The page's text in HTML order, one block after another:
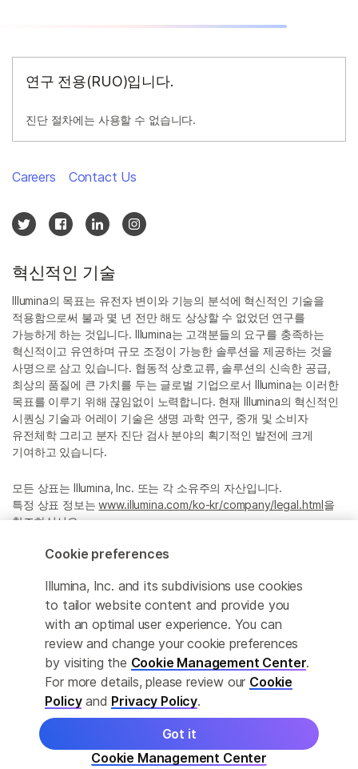
연구 전용(RUO)입니다.
진단 절차에는 사용할 수 없습니다.
정확한 번역을 제공하고자 합당한 노력을 기울였으나, 자동 번역은
완벽하지 않으며, 그 목적 또한 원문을 대체하기 위함이 아닙니다.
공식 콘텐츠는 영문 버전의 원문 콘텐츠임을 참고 부탁드립니다.
혁신적인 기술
Illumina의 목표는 유전자 변이와 기능의 분석에 혁신적인 기술을
적용함으로써 불과 몇 년 전만 해도 상상할 수 없었던 연구를
가능하게 하는 것입니다. Illumina는 고객분들의 요구를 충족하는
혁신적이고 유연하며 규모 조정이 가능한 솔루션을 제공하는 것을
사명으로 삼고 있습니다. 협동적 상호교류, 솔루션의 신속한 공급,
최상의 품질에 큰 가치를 두는 글로벌 기업으로서 Illumina는 이러한
목표를 이루기 위해 끊임없이 노력합니다. 현재 Illumina의 혁신적인
시퀀싱 기술과 어레이 기술은 생명 과학 연구, 중개 및 소비자
유전체학 그리고 분자 진단 검사 분야의 획기적인 발전에 크게
기여하고 있습니다.
모든 상표는 Illumina, Inc. 또는 각 소유주의 자산입니다.
특정 상표 정보는www.illumina.com/ko-kr/company/legal.html을
참조하십시오.
Privacy Policy
Careers Contact Us
© 2026 Illumina, Inc. All rights reserved.
Cookie preferences
Illumina, Inc. and its subdivisions use cookies
to tailor website content and provide you
with an optimal user experience. You can
review and change your cookie preferences
by visiting the Cookie Management Center.
For more details, please review our Cookie
Policyand Privacy Policy.
Cookie Management Center
Got it